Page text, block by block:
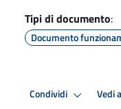
Tipi di documento:
Documento
Condividi Vedi